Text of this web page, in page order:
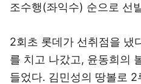
조수행(좌익수) 순으로 선
2회초 롯데가 선취점을 냈
를 치고 나갔고, 윤동희의
들었다. 김민성의 땅볼로